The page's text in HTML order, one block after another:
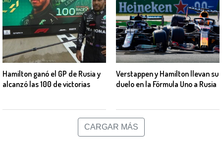
Hamilton ganó el GP de Rusia y
alcanzó las 100 de victorias
Verstappen y Hamilton llevan su
duelo en la Fórmula Uno a Rusia
CARGAR MÁS